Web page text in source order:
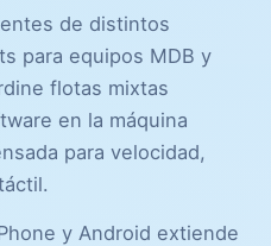
de distintos
para equipos MDB y
flotas mixtas
en la máquina
para velocidad,
y Android extiende